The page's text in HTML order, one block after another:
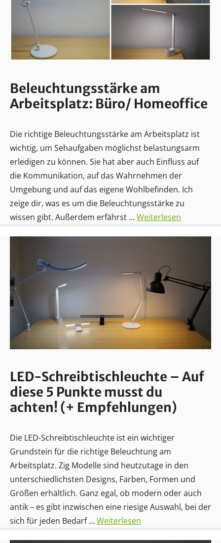
Beleuchtungsstärke am
Arbeitsplatz: Büro/ Homeoffice
Die richtige Beleuchtungsstärke am Arbeitsplatz ist
wichtig, um Sehaufgaben möglichst belastungsarm
erledigen zu können. Sie hat aber auch Einfluss auf
die Kommunikation, auf das Wahrnehmen der
Umgebung und auf das eigene Wohlbefinden. Ich
zeige dir, was es um die Beleuchtungsstärke zu
wissen gibt. Außerdem erfährst …Weiterlesen
LED-Schreibtischleuchte – Auf
diese 5 Punkte musst du
achten! (+ Empfehlungen)
Die LED-Schreibtischleuchte ist ein wichtiger
Grundstein für die richtige Beleuchtung am
Arbeitsplatz. Zig Modelle sind heutzutage in den
unterschiedlichsten Designs, Farben, Formen und
Größen erhältlich. Ganz egal, ob modern oder auch
antik – es gibt inzwischen eine riesige Auswahl, bei der
sich für jeden Bedarf …Weiterlesen